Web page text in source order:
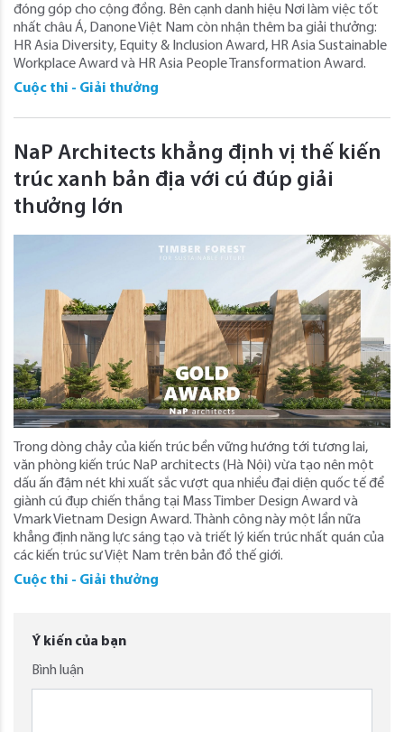
đóng góp cho cộng đồng. Bên cạnh danh hiệu Nơi làm việc tốt
nhất châu Á, Danone Việt Nam còn nhận thêm ba giải thưởng:
HR Asia Diversity, Equity & Inclusion Award, HR Asia Sustainable
Workplace Award và HR Asia People Transformation Award.
Cuộc thi - Giải thưởng
NaP Architects khẳng định vị thế kiến
trúc xanh bản địa với cú đúp giải
thưởng lớn
Trong dòng chảy của kiến trúc bền vững hướng tới tương lai,
văn phòng kiến trúc NaP architects (Hà Nội) vừa tạo nên một
dấu ấn đậm nét khi xuất sắc vượt qua nhiều đại diện quốc tế để
giành cú đụp chiến thắng tại Mass Timber Design Award và
Vmark Vietnam Design Award. Thành công này một lần nữa
khẳng định năng lực sáng tạo và triết lý kiến trúc nhất quán của
các kiến trúc sư Việt Nam trên bản đồ thế giới.
Cuộc thi - Giải thưởng
Ý kiến của bạn
Bình luận